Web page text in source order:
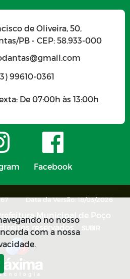
de Oliveira, 50,
PB - CEP: 58.933-000
99610-0361
De 07:00h às 13:00h
Facebook
Data da Versão: 18/03/2026
Municipal de Poço
reservados.
SUBIR
no nosso
com a nossa